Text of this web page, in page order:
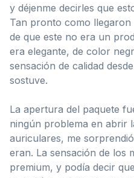
y déjenme decirles que
Tan pronto como llegaron
de que este no era un
era elegante, de color
sensación de calidad
sostuve.
La apertura del paquete
ningún problema en abrir
auriculares, me
eran. La sensación de los
premium, y podía decir